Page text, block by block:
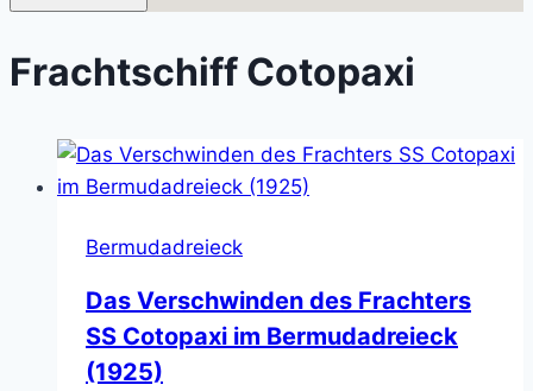
Frachtschiff Cotopaxi
Bermudadreieck
Das Verschwinden des Frachters
SS Cotopaxi im Bermudadreieck
(1925)